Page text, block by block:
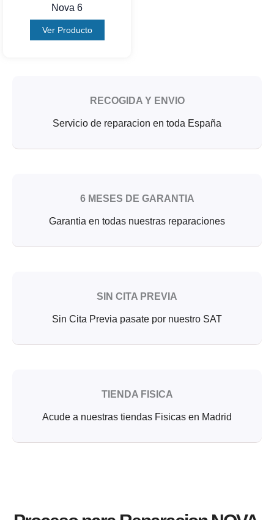
Nova 6
Ver Producto
RECOGIDA Y ENVIO
Servicio de reparacion en toda España
6 MESES DE GARANTIA
Garantia en todas nuestras reparaciones
SIN CITA PREVIA
Sin Cita Previa pasate por nuestro SAT
TIENDA FISICA
Acude a nuestras tiendas Fisicas en Madrid